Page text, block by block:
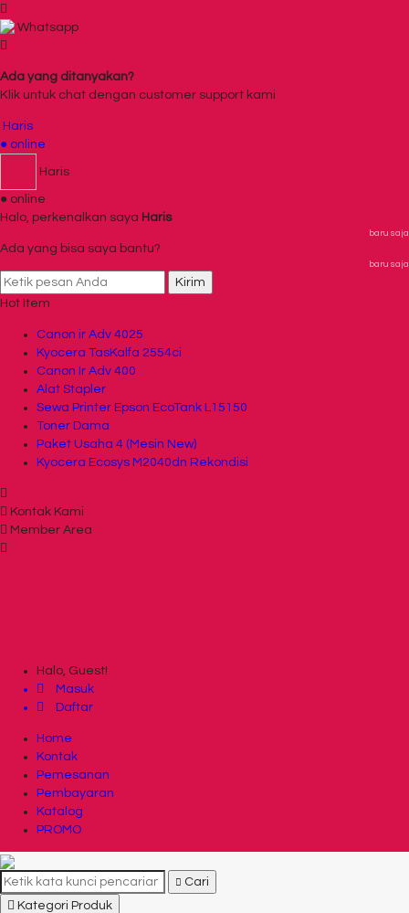
Whatsapp
Ada yang ditanyakan?
Klik untuk chat dengan customer support kami
Haris
● online
Haris
● online
Halo, perkenalkan saya Haris
baru saja
Ada yang bisa saya bantu?
baru saja
Kirim
Hot Item
Canon ir Adv 4025
Kyocera TasKalfa 2554ci
Canon Ir Adv 400
Alat Stapler
Sewa Printer Epson EcoTank L15150
Toner Dama
Paket Usaha 4 (Mesin New)
Kyocera Ecosys M2040dn Rekondisi
Kontak Kami
Member Area
Halo, Guest!
Masuk
Daftar
Home
Kontak
Pemesanan
Pembayaran
Katalog
PROMO
Cari
Kategori Produk